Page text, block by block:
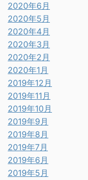
2020年6月
2020年5月
2020年4月
2020年3月
2020年2月
2020年1月
2019年12月
2019年11月
2019年10月
2019年9月
2019年8月
2019年7月
2019年6月
2019年5月